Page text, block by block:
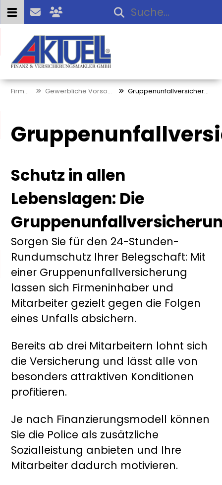
Firmen Gewerbliche Vorsorge Gruppenunfallversicherung
Schutz in allen
Lebenslagen: Die
Sorgen Sie für den 24-Stunden-
Rundumschutz Ihrer Belegschaft: Mit
einer Gruppenunfallversicherung
lassen sich Firmeninhaber und
Mitarbeiter gezielt gegen die Folgen
eines Unfalls absichern.
Bereits ab drei Mitarbeitern lohnt sich
die Versicherung und lässt alle von
besonders attraktiven Konditionen
profitieren.
Je nach Finanzierungsmodell können
Sie die Police als zusätzliche
Sozialleistung anbieten und Ihre
Mitarbeiter dadurch motivieren.